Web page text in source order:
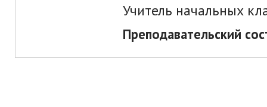
Учитель начальных
Преподавательский